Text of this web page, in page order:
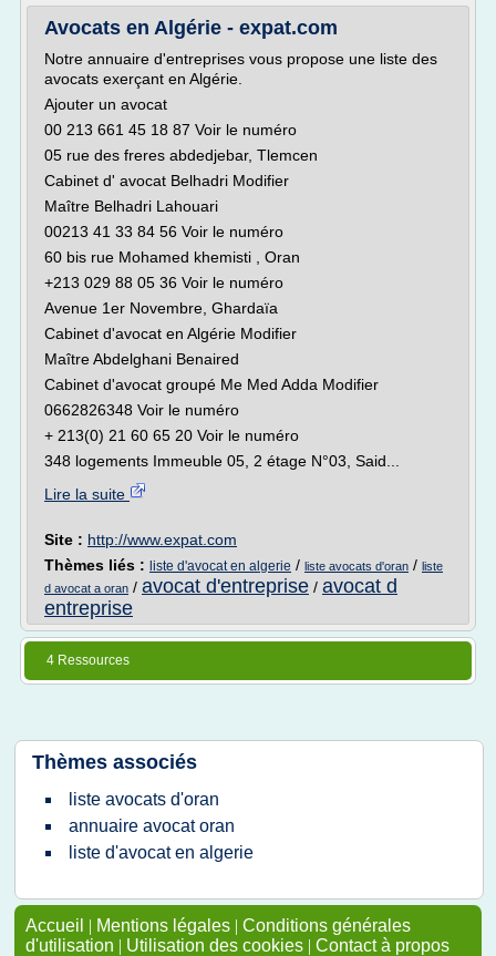
Avocats en Algérie - expat.com
Notre annuaire d'entreprises vous propose une liste des
avocats exerçant en Algérie.
Ajouter un avocat
00 213 661 45 18 87 Voir le numéro
05 rue des freres abdedjebar, Tlemcen
Cabinet d' avocat Belhadri Modifier
Maître Belhadri Lahouari
00213 41 33 84 56 Voir le numéro
60 bis rue Mohamed khemisti , Oran
+213 029 88 05 36 Voir le numéro
Avenue 1er Novembre, Ghardaïa
Cabinet d'avocat en Algérie Modifier
Maître Abdelghani Benaired
Cabinet d'avocat groupé Me Med Adda Modifier
0662826348 Voir le numéro
+ 213(0) 21 60 65 20 Voir le numéro
348 logements Immeuble 05, 2 étage N°03, Said...
Lire la suite
Site : http://www.expat.com
Thèmes liés : liste d'avocat en algerie / liste avocats d'oran / liste
d avocat a oran / avocat d'entreprise / avocat d
entreprise
4 Ressources
Thèmes associés
liste avocats d'oran
annuaire avocat oran
liste d'avocat en algerie
Accueil | Mentions légales | Conditions générales
d'utilisation | Utilisation des cookies | Contact à propos